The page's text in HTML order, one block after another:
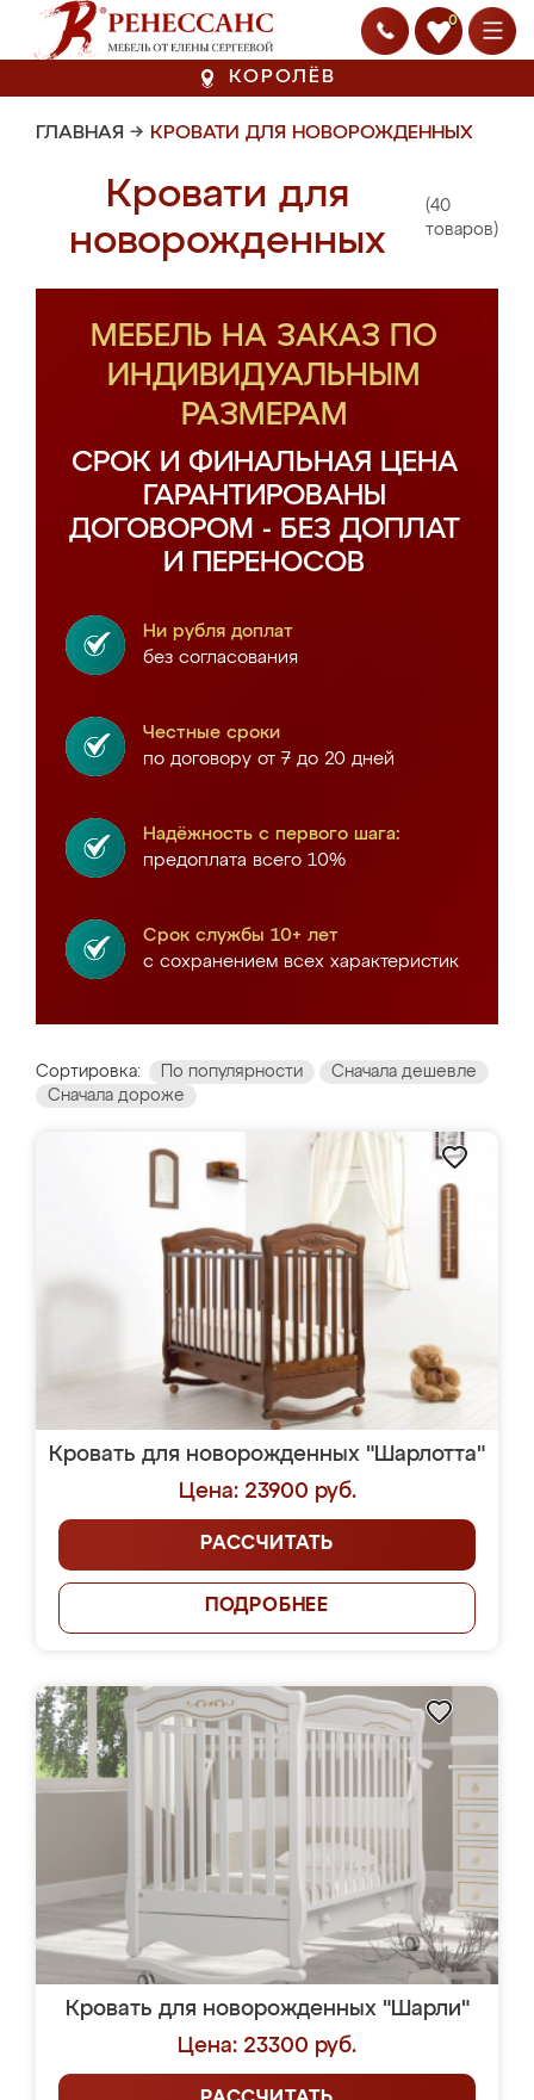
0
КОРОЛЁВ
ГЛАВНАЯ → КРОВАТИ ДЛЯ НОВОРОЖДЕННЫХ
Кровати для
новорожденных
(40
товаров)
МЕБЕЛЬ НА ЗАКАЗ ПО
ИНДИВИДУАЛЬНЫМ
РАЗМЕРАМ
СРОК И ФИНАЛЬНАЯ ЦЕНА
ГАРАНТИРОВАНЫ
ДОГОВОРОМ - БЕЗ ДОПЛАТ
И ПЕРЕНОСОВ
Ни рубля доплат
без согласования
Честные сроки
по договору от 7 до 20 дней
Надёжность с первого шага:
предоплата всего 10%
Срок службы 10+ лет
с сохранением всех характеристик
Сортировка: По популярности
Сначала дешевле
Сначала дороже
Кровать для новорожденных "Шарлотта"
Цена: 23900 руб.
РАССЧИТАТЬ
ПОДРОБНЕЕ
Кровать для новорожденных "Шарли"
Цена: 23300 руб.